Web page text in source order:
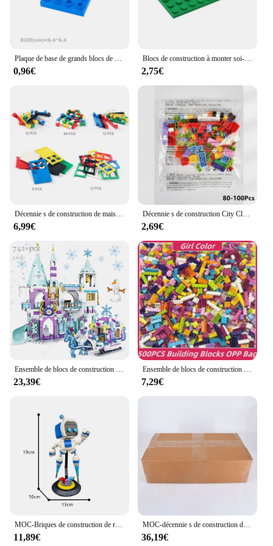
0,96€
Blocs de construction à monter soi-même, figurines fines, briques 4x8, 12 couleurs, éducatif, créatif, Compatible avec la marque de jouets pour enfants, 15 pièces, 3035
2,75€
6,99€
Décennie s de construction City Classic pour enfants, briques créatives de marque, figurines modèles en vrac, jouets de bricolage, petite taille, tous disponibles
2,69€
23,39€ 7,29€
11,89€
MOC-décennie s de construction de train de ville pour enfants, idées de tiges créatives, voies droites et incurvées, illeur de commutateur, R64.Bricks, jouets de bricolage, cadeau
36,19€